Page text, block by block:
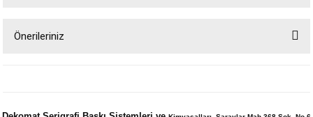
Önerileriniz